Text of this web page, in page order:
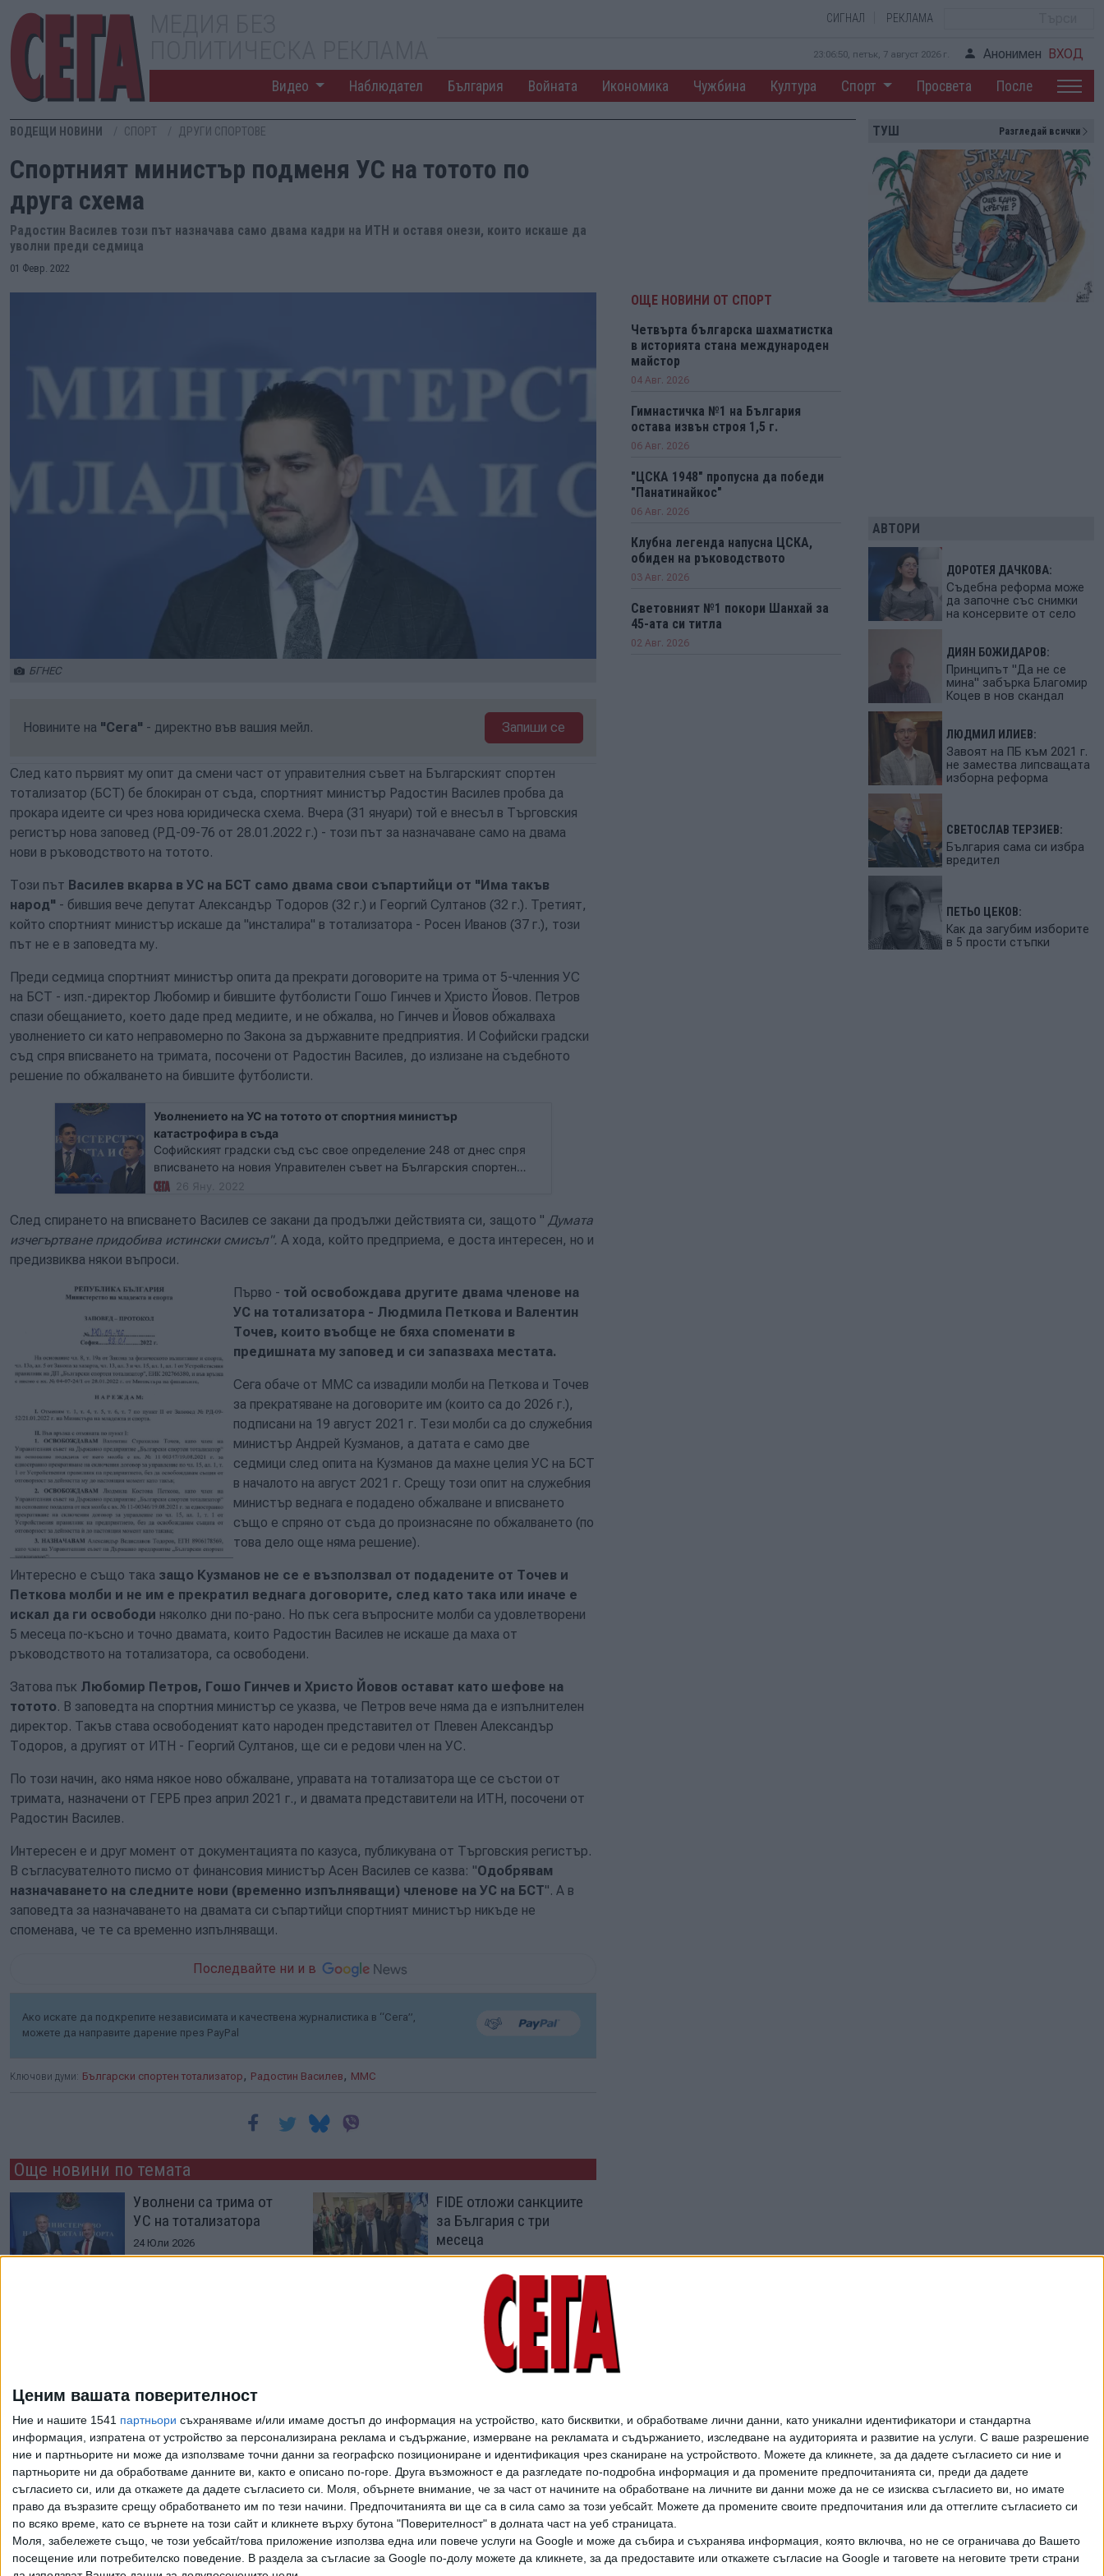
Ценим вашата поверителност
Ние и нашите 1541 партньори съхраняваме и/или имаме достъп до информация на устройство, като бисквитки, и обработваме лични данни, като уникални идентификатори и стандартна
информация, изпратена от устройство за персонализирана реклама и съдържание, измерване на рекламата и съдържанието, изследване на аудиторията и развитие на услуги. С ваше разрешение
ние и партньорите ни може да използваме точни данни за географско позициониране и идентификация чрез сканиране на устройството. Можете да кликнете, за да дадете съгласието си ние и
партньорите ни да обработваме данните ви, както е описано по-горе. Друга възможност е да разгледате по-подробна информация и да промените предпочитанията си, преди да дадете
съгласието си, или да откажете да дадете съгласието си.
Моля, обърнете внимание, че за част от начините на обработване на личните ви данни може да не се изисква съгласието ви, но имате
право да възразите срещу обработването им по тези начини. Предпочитанията ви ще са в сила само за този уебсайт. Можете да промените своите предпочитания или да оттеглите съгласието си
по всяко време, като се върнете на този сайт и кликнете върху бутона "Поверителност" в долната част на уеб страницата.
Моля, забележете също, че този уебсайт/това приложение използва една или повече услуги на Google и може да събира и съхранява информация, която включва, но не се ограничава до Вашето
посещение или потребителско поведение. В раздела за съгласие за Google по-долу можете да кликнете, за да предоставите или откажете съгласие на Google и таговете на неговите трети страни
СИГНАЛ РЕКЛАМА
23:06:50, петък, 7 август 2026 г. Анонимен ВХОД
Видео Наблюдател България Войната Икономика Чужбина Култура Спорт Просвета После
ВОДЕЩИ НОВИНИ СПОРТ ДРУГИ СПОРТОВЕ
Спортният министър подменя УС на тотото по
друга схема
Радостин Василев този път назначава само двама кадри на ИТН и оставя онези, които искаше да
уволни преди седмица
01 Февр. 2022
БГНЕС
Новините на "Сега" - директно във вашия мейл. Запиши се
След като първият му опит да смени част от управителния съвет на Българският спортен
тотализатор (БСТ) бе блокиран от съда, спортният министър Радостин Василев пробва да
прокара идеите си чрез нова юридическа схема. Вчера (31 януари) той е внесъл в Търговския
регистър нова заповед (РД-09-76 от 28.01.2022 г.) - този път за назначаване само на двама
нови в ръководството на тотото.
Този път Василев вкарва в УС на БСТ само двама свои съпартийци от "Има такъв
народ" - бившия вече депутат Александър Тодоров (32 г.) и Георгий Султанов (32 г.). Третият,
който спортният министър искаше да "инсталира" в тотализатора - Росен Иванов (37 г.), този
път не е в заповедта му.
Преди седмица спортният министър опита да прекрати договорите на трима от 5-членния УС
на БСТ - изп.-директор Любомир и бившите футболисти Гошо Гинчев и Христо Йовов. Петров
спази обещанието, което даде пред медиите, и не обжалва, но Гинчев и Йовов обжалваха
уволнението си като неправомерно по Закона за държавните предприятия. И Софийски градски
съд спря вписването на тримата, посочени от Радостин Василев, до излизане на съдебното
решение по обжалването на бившите футболисти.
Уволнението на УС на тотото от спортния министър
катастрофира в съда
Софийският градски съд със свое определение 248 от днес спря
вписването на новия Управителен съвет на Българския спортен
тотализатор (БСТ), който бе назначен със заповед на спортния
26 Яну. 2022
След спирането на вписването Василев се закани да продължи действията си, защото " Думата
изчегъртване придобива истински смисъл". А хода, който предприема, е доста интересен, но и
предизвиква някои въпроси.
Първо - той освобождава другите двама членове на
УС на тотализатора - Людмила Петкова и Валентин
Точев, които въобще не бяха споменати в
предишната му заповед и си запазваха местата.
Сега обаче от ММС са извадили молби на Петкова и Точев
за прекратяване на договорите им (които са до 2026 г.),
подписани на 19 август 2021 г. Тези молби са до служебния
министър Андрей Кузманов, а датата е само две
седмици след опита на Кузманов да махне целия УС на БСТ
в началото на август 2021 г. Срещу този опит на служебния
министър веднага е подадено обжалване и вписването
също е спряно от съда до произнасяне по обжалването (по
това дело още няма решение).
Интересно е също така защо Кузманов не се е възползвал от подадените от Точев и
Петкова молби и не им е прекратил веднага договорите, след като така или иначе е
искал да ги освободи няколко дни по-рано. Но пък сега въпросните молби са удовлетворени
5 месеца по-късно и точно двамата, които Радостин Василев не искаше да маха от
ръководството на тотализатора, са освободени.
Затова пък Любомир Петров, Гошо Гинчев и Христо Йовов остават като шефове на
тотото. В заповедта на спортния министър се указва, че Петров вече няма да е изпълнителен
директор. Такъв става освободеният като народен представител от Плевен Александър
Тодоров, а другият от ИТН - Георгий Султанов, ще си е редови член на УС.
По този начин, ако няма някое ново обжалване, управата на тотализатора ще се състои от
тримата, назначени от ГЕРБ през април 2021 г., и двамата представители на ИТН, посочени от
Радостин Василев.
Интересен е и друг момент от документацията по казуса, публикувана от Търговския регистър.
В съгласувателното писмо от финансовия министър Асен Василев се казва: "Одобрявам
назначаването на следните нови (временно изпълняващи) членове на УС на БСТ". А в
заповедта за назначаването на двамата си съпартийци спортният министър никъде не
споменава, че те са временно изпълняващи.
Последвайте ни и в
Ако искате да подкрепите независимата и качествена журналистика в “Сега”,
можете да направите дарение през PayPal
Ключови думи: Български спортен тотализатор , Радостин Василев , ММС
Още новини по темата
Уволнени са трима от
УС на тотализатора
24 Юли 2026
FIDE отложи санкциите
за България с три
месеца
24 Юни 2026
19 Юни 2026
И новият спортен
министър планира
чистка в държавните
Още по темата
ОЩЕ НОВИНИ ОТ СПОРТ
Четвърта българска шахматистка
в историята стана международен
майстор
04 Авг. 2026
Гимнастичка №1 на България
остава извън строя 1,5 г.
06 Авг. 2026
"ЦСКА 1948" пропусна да победи
"Панатинайкос"
06 Авг. 2026
Клубна легенда напусна ЦСКА,
обиден на ръководството
03 Авг. 2026
Световният №1 покори Шанхай за
45-ата си титла
02 Авг. 2026
ТУШ Разгледай всички
АВТОРИ
ДОРОТЕЯ ДАЧКОВА:
Съдебна реформа може
да започне със снимки
на консервите от село
ДИЯН БОЖИДАРОВ:
Принципът "Да не се
мина" забърка Благомир
Коцев в нов скандал
ЛЮДМИЛ ИЛИЕВ:
Завоят на ПБ към 2021 г.
не замества липсващата
изборна реформа
СВЕТОСЛАВ ТЕРЗИЕВ:
България сама си избра
вредител
ПЕТЬО ЦЕКОВ:
Как да загубим изборите
в 5 прости стъпки
Всички права запазени. Възпроизвеждането на цели или части от текста или изображенията става след изрично писмено разрешение на СЕГА АД